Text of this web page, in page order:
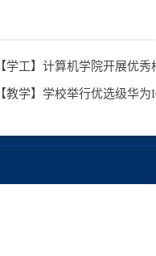
【学工】计算机学院开展优
【教学】学校举行优选级华